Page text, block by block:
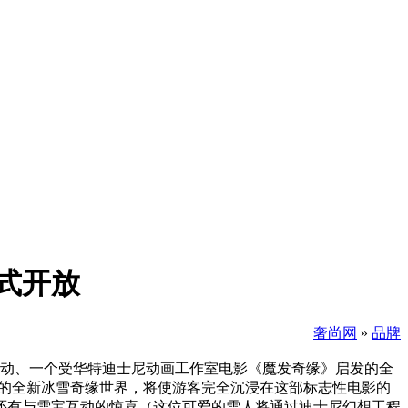
开放
奢尚网 » 品牌
、一个受华特迪士尼动画工作室电影《魔发奇缘》启发的全
新冰雪奇缘世界，将使游客完全沉浸在这部标志性电影的